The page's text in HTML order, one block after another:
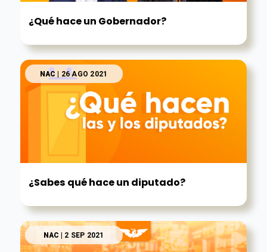
¿Qué hace un Gobernador?
NAC | 26 AGO 2021
¿Sabes qué hace un diputado?
NAC | 2 SEP 2021